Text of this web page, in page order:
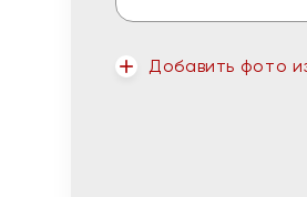
Добавить фото